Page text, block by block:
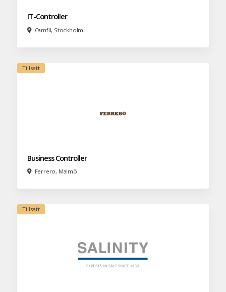
IT-Controller
Camfil, Stockholm
Business Controller
Ferrero, Malmö